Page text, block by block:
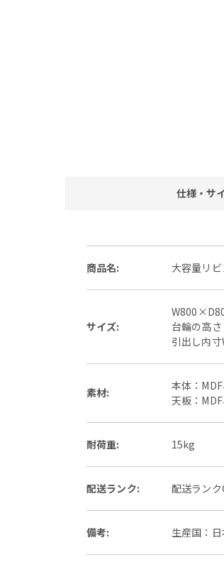
仕様・サ
商品名: 大容量リ
サイズ:
台輪の高
引出し内
素材:
本体：
天板：
耐荷重: 15kg
配送ランク: 配送ランク
備考: 生産国：日